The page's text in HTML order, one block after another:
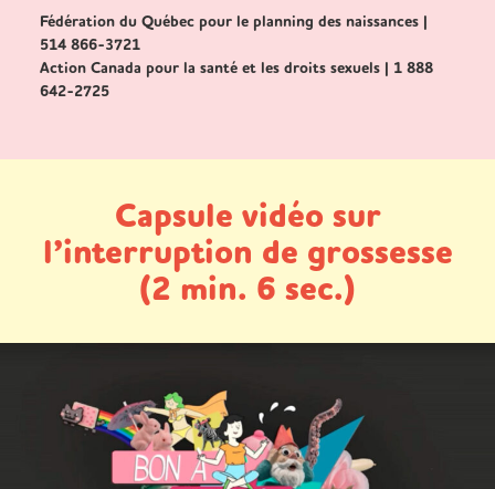
Fédération du Québec pour le planning des naissances |
514 866-3721
Action Canada pour la santé et les droits sexuels | 1 888
642-2725
Capsule vidéo sur
l’interruption de grossesse
(2 min. 6 sec.)